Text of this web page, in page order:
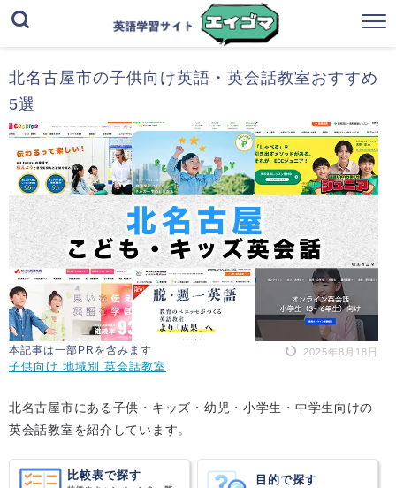
北名古屋市の子供向け英語・英会話教室おすすめ
5選
本記事は一部PRを含みます 2025年8月18日
子供向け 地域別 英会話教室
北名古屋市にある子供・キッズ・幼児・小学生・中学生向けの
英会話教室を紹介しています。
比較表で探す 目的で探す